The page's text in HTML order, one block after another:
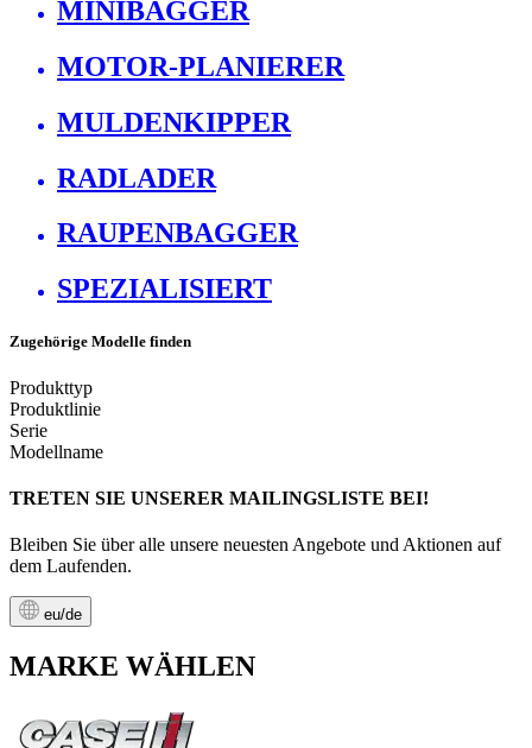
MINIBAGGER
MOTOR-PLANIERER
MULDENKIPPER
RADLADER
RAUPENBAGGER
SPEZIALISIERT
Zugehörige Modelle finden
Produkttyp
Produktlinie
Serie
Modellname
TRETEN SIE UNSERER MAILINGSLISTE BEI!
Bleiben Sie über alle unsere neuesten Angebote und Aktionen auf
dem Laufenden.
eu/de
MARKE WÄHLEN